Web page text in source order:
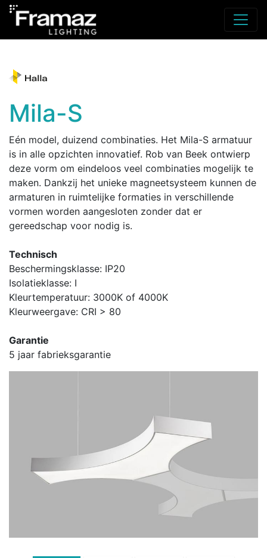
Mila-S
Eén model, duizend combinaties. Het Mila-S armatuur
is in alle opzichten innovatief. Rob van Beek ontwierp
deze vorm om eindeloos veel combinaties mogelijk te
maken. Dankzij het unieke magneetsysteem kunnen de
armaturen in ruimtelijke formaties in verschillende
vormen worden aangesloten zonder dat er
gereedschap voor nodig is.
Technisch
Beschermingsklasse: IP20
Isolatieklasse: I
Kleurtemperatuur: 3000K of 4000K
Kleurweergave: CRI > 80
Garantie
5 jaar fabrieksgarantie